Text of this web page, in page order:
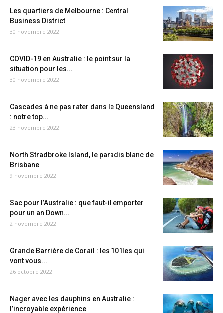
Les quartiers de Melbourne : Central
Business District
30 novembre 2022
COVID-19 en Australie : le point sur la
situation pour les...
30 novembre 2022
Cascades à ne pas rater dans le Queensland
: notre top...
23 novembre 2022
North Stradbroke Island, le paradis blanc de
Brisbane
9 novembre 2022
Sac pour l’Australie : que faut-il emporter
pour un an Down...
2 novembre 2022
Grande Barrière de Corail : les 10 îles qui
vont vous...
26 octobre 2022
Nager avec les dauphins en Australie :
l’incroyable expérience